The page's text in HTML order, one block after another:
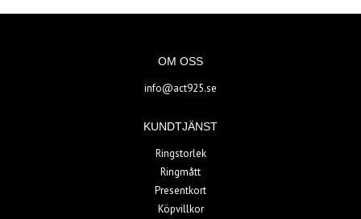
OM OSS
info@act925.se
KUNDTJÄNST
Ringstorlek
Ringmått
Presentkort
Köpvillkor